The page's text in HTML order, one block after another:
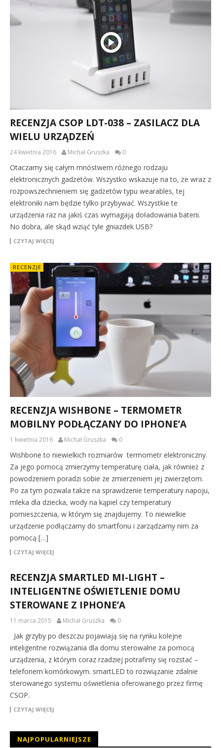
RECENZJA CSOP LDT-038 – ZASILACZ DLA
WIELU URZĄDZEŃ
24 kwietnia 2016 Michał Gruszka 0
Otaczamy się całym mnóstwem różnego rodzaju
elektronicznych gadżetów. Wszystko wskazuje na to, że wraz z
rozpowszechnieniem się gadżetów typu wearables, tej
elektroniki nam będzie tylko przybywać. Wszystkie te
urządzenia raz na jakiś czas wymagają doładowania baterii.
No dobra, ale skąd wziąć tyle gniazdek USB?
CZYTAJ WIĘCEJ
RECENZJE
RECENZJA WISHBONE – TERMOMETR
MOBILNY PODŁĄCZANY DO IPHONE’A
1 kwietnia 2016 Michał Gruszka 0
Wishbone to niewielkich rozmiarów termometr elektroniczny.
Za jego pomocą zmierzymy temperaturę ciała, jak również z
powodzeniem poradzi sobie ze zmierzeniem jej zwierzętom.
Po za tym pozwala także na sprawdzenie temperatury napoju,
mleka dla dziecka, wody na kąpiel czy temperatury
pomieszczenia, w którym się znajdujemy. To niewielkie
urządzenie podłączamy do smartfonu i zarządzamy nim za
pomocą […]
CZYTAJ WIĘCEJ
RECENZJA SMARTLED MI-LIGHT –
INTELIGENTNE OŚWIETLENIE DOMU
STEROWANE Z IPHONE’A
11 marca 2015 Michał Gruszka 0
Jak grzyby po deszczu pojawiają się na rynku kolejne
inteligentne rozwiązania dla domu sterowalne za pomocą
urządzenia, z którym coraz rzadziej potrafimy się rozstać –
telefonem komórkowym. smartLED to rozwiązanie zdalnie
sterowanego systemu oświetlenia oferowanego przez firmę
CSOP.
CZYTAJ WIĘCEJ
NAJPOPULARNIEJSZE